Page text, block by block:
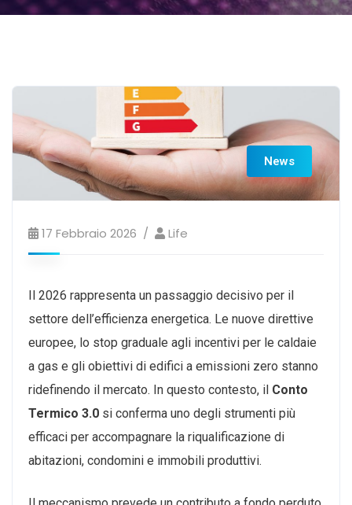
News
17 Febbraio 2026 Life
Il 2026 rappresenta un passaggio decisivo per il
settore dell’efficienza energetica. Le nuove direttive
europee, lo stop graduale agli incentivi per le caldaie
a gas e gli obiettivi di edifici a emissioni zero stanno
ridefinendo il mercato. In questo contesto, il Conto
Termico 3.0 si conferma uno degli strumenti più
efficaci per accompagnare la riqualificazione di
abitazioni, condomini e immobili produttivi.